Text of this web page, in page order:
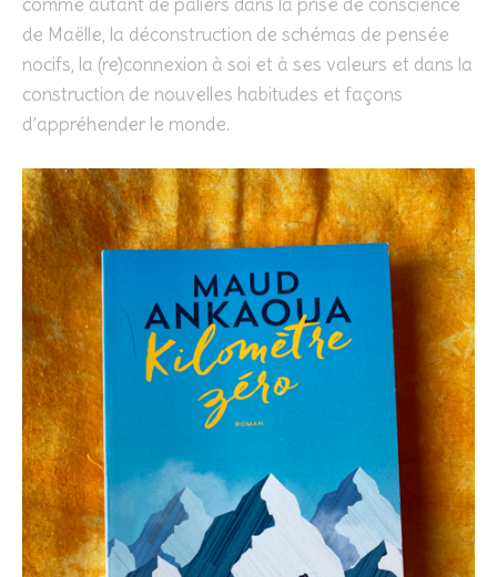
comme autant de paliers dans la prise de conscience
de Maëlle, la déconstruction de schémas de pensée
nocifs, la (re)connexion à soi et à ses valeurs et dans la
construction de nouvelles habitudes et façons
d’appréhender le monde.